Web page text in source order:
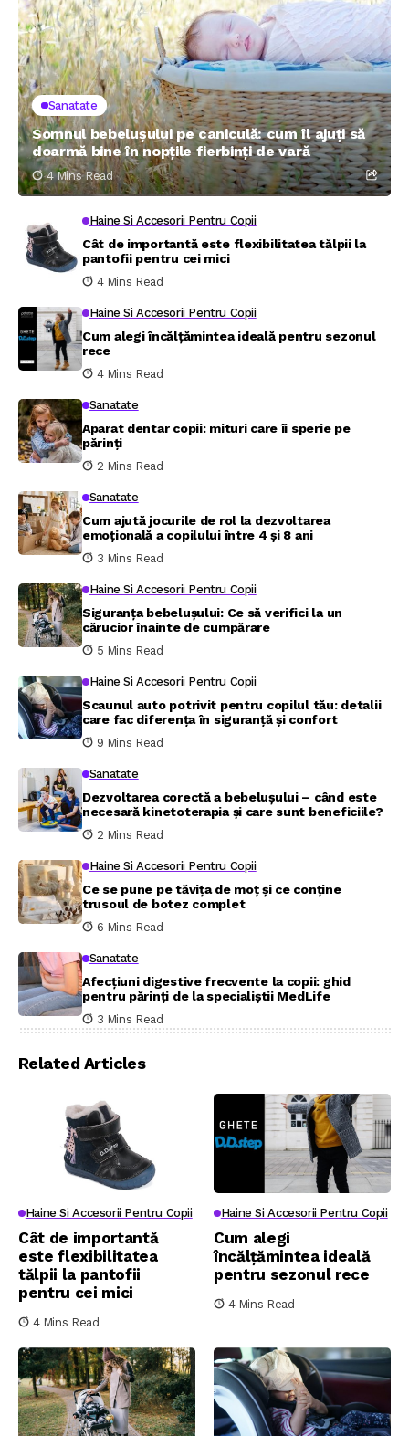
Sanatate
Somnul bebelușului pe caniculă: cum îl ajuți să
doarmă bine în nopțile fierbinți de vară
4 Mins Read
Haine Si Accesorii Pentru Copii
Cât de importantă este flexibilitatea tălpii la
pantofii pentru cei mici
4 Mins Read
Haine Si Accesorii Pentru Copii
Cum alegi încălțămintea ideală pentru sezonul
rece
4 Mins Read
Sanatate
Aparat dentar copii: mituri care îi sperie pe
părinți
2 Mins Read
Sanatate
Cum ajută jocurile de rol la dezvoltarea
emoțională a copilului între 4 și 8 ani
3 Mins Read
Haine Si Accesorii Pentru Copii
Siguranța bebelușului: Ce să verifici la un
cărucior înainte de cumpărare
5 Mins Read
Haine Si Accesorii Pentru Copii
Scaunul auto potrivit pentru copilul tău: detalii
care fac diferența în siguranță și confort
9 Mins Read
Sanatate
Dezvoltarea corectă a bebelușului – când este
necesară kinetoterapia și care sunt beneficiile?
2 Mins Read
Haine Si Accesorii Pentru Copii
Ce se pune pe tăvița de moț și ce conține
trusoul de botez complet
6 Mins Read
Sanatate
Afecțiuni digestive frecvente la copii: ghid
pentru părinți de la specialiștii MedLife
3 Mins Read
Related Articles
Haine Si Accesorii Pentru Copii
Cât de importantă
este flexibilitatea
tălpii la pantofii
pentru cei mici
4 Mins Read
Haine Si Accesorii Pentru Copii
Cum alegi
încălțămintea ideală
pentru sezonul rece
4 Mins Read